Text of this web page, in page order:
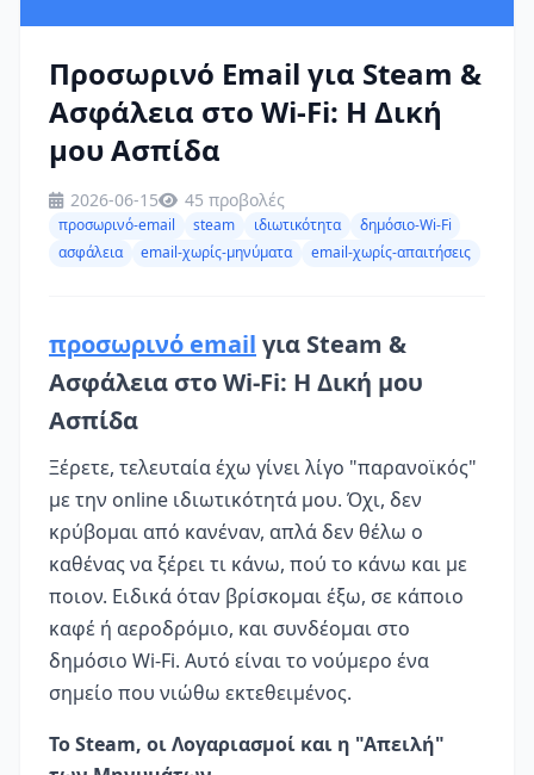
Προσωρινό Email για Steam &
Ασφάλεια στο Wi-Fi: Η Δική
μου Ασπίδα
2026-06-15 45 προβολές
προσωρινό-email steam ιδιωτικότητα
δημόσιο-Wi-Fi
ασφάλεια
email-χωρίς-μηνύματα email-χωρίς-απαιτήσεις
προσωρινό email για Steam &
Ασφάλεια στο Wi-Fi: Η Δική μου
Ασπίδα
Ξέρετε, τελευταία έχω γίνει λίγο "παρανοϊκός"
με την online ιδιωτικότητά μου. Όχι, δεν
κρύβομαι από κανέναν, απλά δεν θέλω ο
καθένας να ξέρει τι κάνω, πού το κάνω και με
ποιον. Ειδικά όταν βρίσκομαι έξω, σε κάποιο
καφέ ή αεροδρόμιο, και συνδέομαι στο
δημόσιο Wi-Fi. Αυτό είναι το νούμερο ένα
σημείο που νιώθω εκτεθειμένος.
Το Steam, οι Λογαριασμοί και η "Απειλή"